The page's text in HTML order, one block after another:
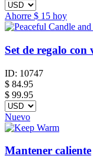
Ahorre $ 15 hoy
Set de regalo con
ID: 10747
$ 84.95
$ 99.95
Nuevo
Mantener caliente